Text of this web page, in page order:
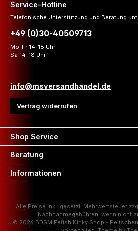
Service-Hotline
Telefonische Unterstützung und Beratung
+49 (0)30-40509713
Mo-Fr 14-18 Uhr
Sa 14-18 Uhr
info@msversandhandel.de
Vertrag widerrufen
Shop Service
Beratung
Informationen
Alle Preise inkl. gesetzl. Mehrwertsteuer
Nachnahmegebühren, wenn nicht
© 2026 BDSM Fetish Kinky Shop -